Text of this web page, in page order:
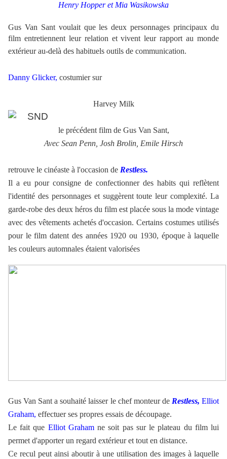
Henry Hopper et Mia Wasikowska
Gus Van Sant voulait que les deux personnages principaux du
film entretiennent leur relation et vivent leur rapport au monde
extérieur au-delà des habituels outils de communication.
Danny Glicker, costumier sur
Harvey Milk
le précédent film de Gus Van Sant,
Avec Sean Penn, Josh Brolin, Emile Hirsch
retrouve le cinéaste à l'occasion de Restless.
Il a eu pour consigne de confectionner des habits qui reflètent
l'identité des personnages et suggèrent toute leur complexité. La
garde-robe des deux héros du film est placée sous la mode vintage
avec des vêtements achetés d'occasion. Certains costumes utilisés
pour le film datent des années 1920 ou 1930, époque à laquelle
les couleurs automnales étaient valorisées
Gus Van Sant a souhaité laisser le chef monteur de Restless, Elliot
Graham, effectuer ses propres essais de découpage.
Le fait que Elliot Graham ne soit pas sur le plateau du film lui
permet d'apporter un regard extérieur et tout en distance.
Ce recul peut ainsi aboutir à une utilisation des images à laquelle